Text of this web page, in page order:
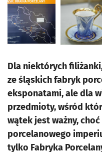
Dla niektórych
ze śląskich fabryk
eksponatami, ale dla
przedmioty, wśród
wątek jest ważny,
porcelanowego
tylko Fabryka